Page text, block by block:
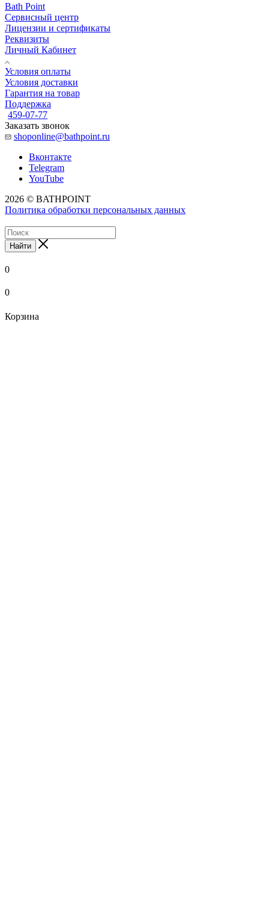
Bath Point
Сервисный центр
Лицензии и сертификаты
Реквизиты
Личный Кабинет
Условия оплаты
Условия доставки
Гарантия на товар
Поддержка
459-07-77
Заказать звонок
shoponline@bathpoint.ru
Вконтакте
Telegram
YouTube
2026 © BATHPOINT
Политика обработки персональных данных
Найти
0
0
Корзина